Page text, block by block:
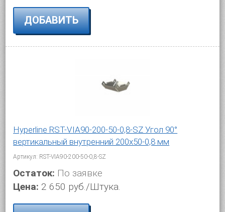
ДОБАВИТЬ
Hyperline RST-VIA90-200-50-0,8-SZ Угол 90°
вертикальный внутренний 200x50-0,8 мм
Артикул: RST-VIA90-200-50-0,8-SZ
Остаток: По заявке
Цена: 2 650 руб./Штука.